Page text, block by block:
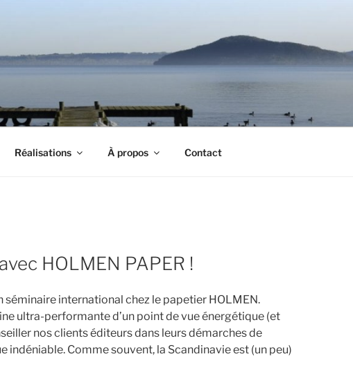
Réalisations À propos Contact
HOLMEN PAPER !
séminaire international chez le papetier HOLMEN.
ultra-performante d’un point de vue énergétique (et
nos clients éditeurs dans leurs démarches de
Comme souvent, la Scandinavie est (un peu)